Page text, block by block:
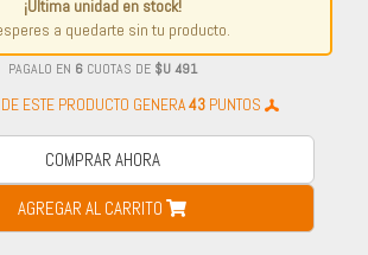
¡Última unidad en stock!
a quedarte sin tu producto.
PAGALO EN 6CUOTAS DE $U 491
ESTE PRODUCTO GENERA43 PUNTOS
COMPRAR AHORA
AGREGAR AL CARRITO